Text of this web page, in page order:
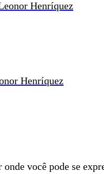
onde você pode se